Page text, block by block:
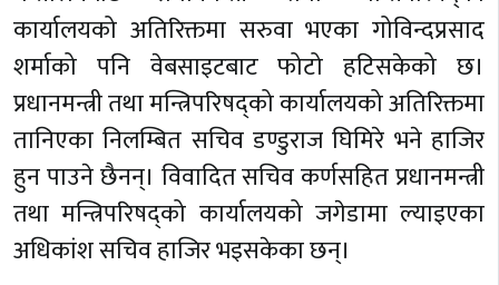
कार्यालयको अतिरिक्तमा सरुवा भएका गोविन्दप्रसाद
शर्माको पनि वेबसाइटबाट फोटो हटिसकेको छ।
प्रधानमन्त्री तथा मन्त्रिपरिषद्को कार्यालयको अतिरिक्तमा
तानिएका निलम्बित सचिव डण्डुराज घिमिरे भने हाजिर
हुन पाउने छैनन्। विवादित सचिव कर्णसहित प्रधानमन्त्री
तथा मन्त्रिपरिषद्को कार्यालयको जगेडामा ल्याइएका
अधिकांश सचिव हाजिर भइसकेका छन्।